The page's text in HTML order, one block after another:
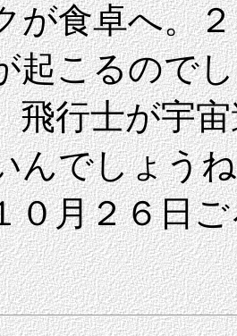
が食卓へ。
起こるので
飛行士が宇
んでしょう
０月２６日